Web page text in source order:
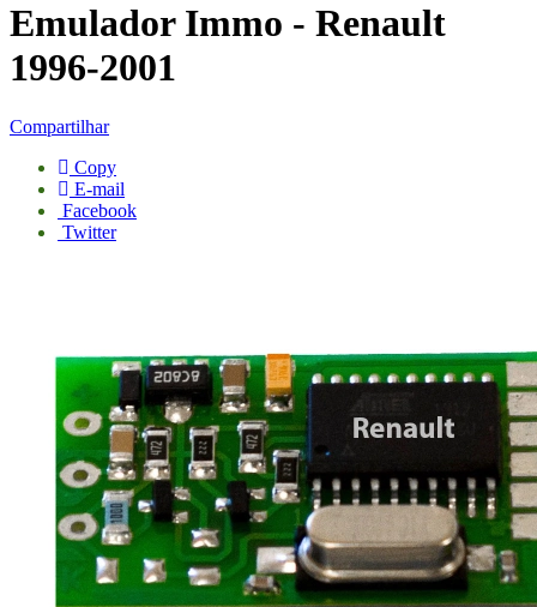
Emulador Immo - Renault
1996-2001
Compartilhar
Copy
E-mail
Facebook
Twitter